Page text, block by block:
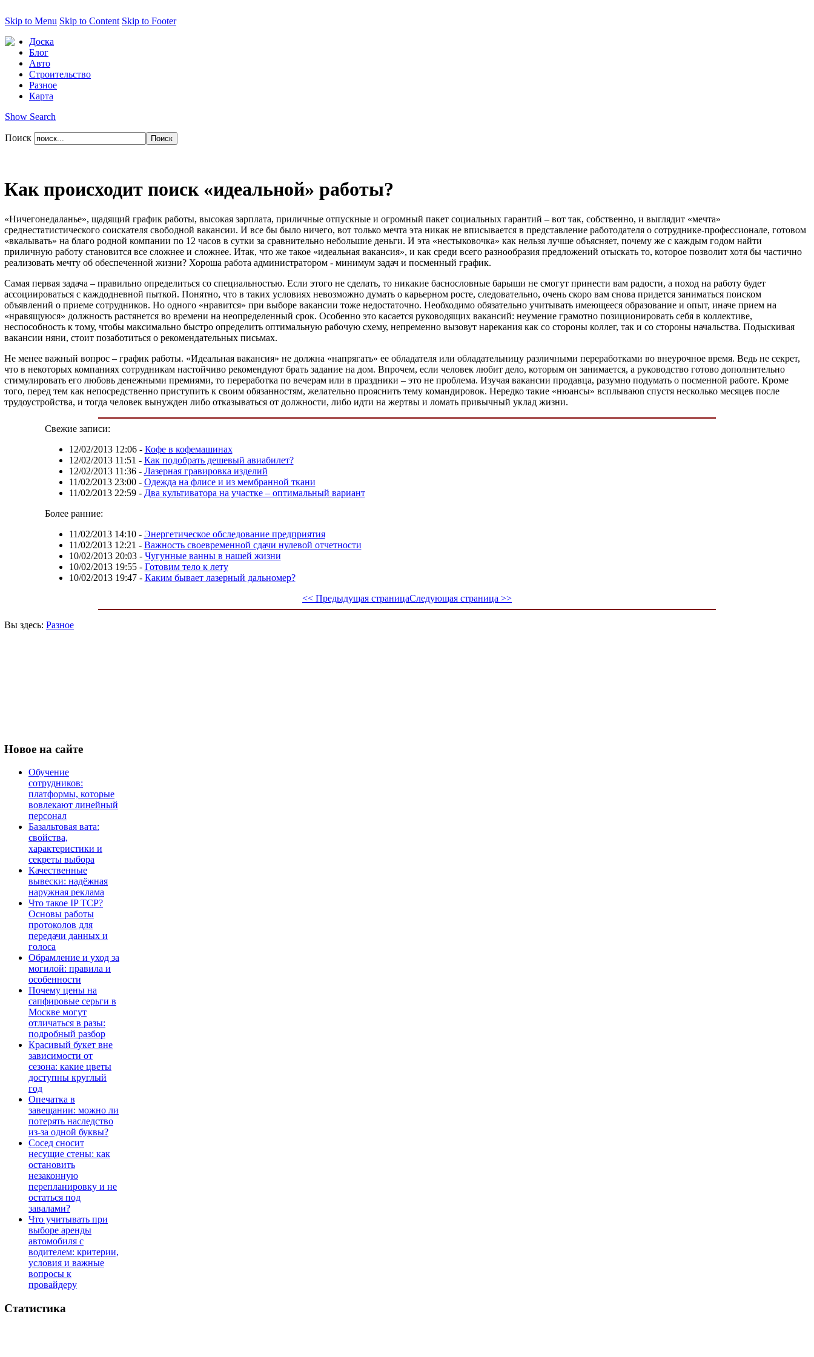
Skip to Menu Skip to Content Skip to Footer
Доска
Блог
Авто
Строительство
Разное
Карта
Show Search
Поиск
Как происходит поиск «идеальной» работы?
«Ничегонедаланье», щадящий график работы, высокая зарплата, приличные отпускные и огромный пакет социальных гарантий – вот так, собственно, и выглядит «мечта»
среднестатистического соискателя свободной вакансии. И все бы было ничего, вот только мечта эта никак не вписывается в представление работодателя о сотруднике-профессионале, готовом
«вкалывать» на благо родной компании по 12 часов в сутки за сравнительно небольшие деньги. И эта «нестыковочка» как нельзя лучше объясняет, почему же с каждым годом найти
приличную работу становится все сложнее и сложнее. Итак, что же такое «идеальная вакансия», и как среди всего разнообразия предложений отыскать то, которое позволит хотя бы частично
реализовать мечту об обеспеченной жизни? Хороша работа администратором - минимум задач и посменный график.
Самая первая задача – правильно определиться со специальностью. Если этого не сделать, то никакие баснословные барыши не смогут принести вам радости, а поход на работу будет
ассоциироваться с каждодневной пыткой. Понятно, что в таких условиях невозможно думать о карьерном росте, следовательно, очень скоро вам снова придется заниматься поиском
объявлений о приеме сотрудников. Но одного «нравится» при выборе вакансии тоже недостаточно. Необходимо обязательно учитывать имеющееся образование и опыт, иначе прием на
«нравящуюся» должность растянется во времени на неопределенный срок. Особенно это касается руководящих вакансий: неумение грамотно позиционировать себя в коллективе,
неспособность к тому, чтобы максимально быстро определить оптимальную рабочую схему, непременно вызовут нарекания как со стороны коллег, так и со стороны начальства. Подыскивая
вакансии няни, стоит позаботиться о рекомендательных письмах.
Не менее важный вопрос – график работы. «Идеальная вакансия» не должна «напрягать» ее обладателя или обладательницу различными переработками во внеурочное время. Ведь не секрет,
что в некоторых компаниях сотрудникам настойчиво рекомендуют брать задание на дом. Впрочем, если человек любит дело, которым он занимается, а руководство готово дополнительно
стимулировать его любовь денежными премиями, то переработка по вечерам или в праздники – это не проблема. Изучая вакансии продавца, разумно подумать о посменной работе. Кроме
того, перед тем как непосредственно приступить к своим обязанностям, желательно прояснить тему командировок. Нередко такие «нюансы» всплываюn спустя несколько месяцев после
трудоустройства, и тогда человек вынужден либо отказываться от должности, либо идти на жертвы и ломать привычный уклад жизни.
Свежие записи:
12/02/2013 12:06- Кофе в кофемашинах
12/02/2013 11:51 - Как подобрать дешевый авиабилет?
12/02/2013 11:36- Лазерная гравировка изделий
11/02/2013 23:00- Одежда на флисе и из мембранной ткани
11/02/2013 22:59- Два культиватора на участке – оптимальный вариант
Более ранние:
11/02/2013 14:10- Энергетическое обследование предприятия
11/02/2013 12:21 - Важность своевременной сдачи нулевой отчетности
10/02/2013 20:03- Чугунные ванны в нашей жизни
10/02/2013 19:55- Готовим тело к лету
10/02/2013 19:47- Каким бывает лазерный дальномер?
<< Предыдущая страницаСледующая страница >>
Вы здесь: Разное
Новое на сайте
Обучение
сотрудников:
платформы, которые
вовлекают линейный
персонал
Базальтовая вата:
свойства,
характеристики и
секреты выбора
Качественные
вывески: надёжная
наружная реклама
Что такое IP TCP?
Основы работы
протоколов для
передачи данных и
голоса
Обрамление и уход за
могилой: правила и
особенности
Почему цены на
сапфировые серьги в
Москве могут
отличаться в разы:
подробный разбор
Красивый букет вне
зависимости от
сезона: какие цветы
доступны круглый
год
Опечатка в
завещании: можно ли
потерять наследство
из-за одной буквы?
Сосед сносит
несущие стены: как
остановить
незаконную
перепланировку и не
остаться под
завалами?
Что учитывать при
выборе аренды
автомобиля с
водителем: критерии,
условия и важные
вопросы к
провайдеру
Статистика